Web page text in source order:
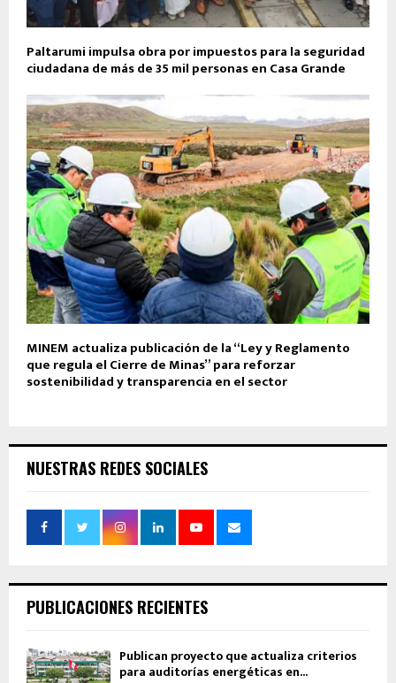
Paltarumi impulsa obra por impuestos para la seguridad
ciudadana de más de 35 mil personas en Casa Grande
MINEM actualiza publicación de la “Ley y Reglamento
que regula el Cierre de Minas” para reforzar
sostenibilidad y transparencia en el sector
NUESTRAS REDES SOCIALES
PUBLICACIONES RECIENTES
Publican proyecto que actualiza criterios
para auditorías energéticas en...